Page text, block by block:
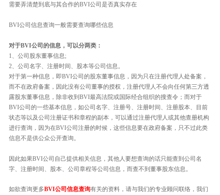
需要弄清楚到底与其合作的BVI公司是否真实存在
BVI公司信息查询一般需要查询哪些信息
对于BVI公司的信息，可以分两类：
1、公司股东董事信息;
2、公司名字、注册时间、股本等公司信息。
对于第一种信息，即BVI公司的股东董事信息，因为只在注册代理人处备案，
而不在政府备案，因此没有公司董事的授权，注册代理人不会向任何第三方透
露股东董事信息，除非收到BVI最高法院或国际经合组织的搜查令；而对于
BVI公司的一些基本信息，如公司名字、注册号、注册时间、注册股本、目前
状态等以及公司注册证书和章程的副本，可以通过注册代理人或其他查册机构
进行查询，因为在BVI公司注册的时候，这些信息要在政府备案，只不过此类
信息不是供公众公开查询。
因此如果BVI公司自己提供相关信息，其他人要想查询的话只能查到公司名
字、注册时间、股本、公司章程等公司信息，而查不到董事股东信息。
如欲查询更多BVI公司信息查询有关的资料，请与我们的专业顾问联络，我们